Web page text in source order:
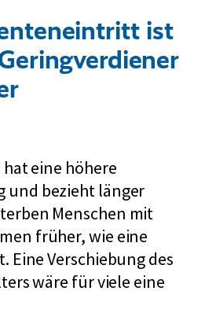
ist
eine höhere
und bezieht länger
Menschen mit
früher, wie eine
Eine Verschiebung des
wäre für viele eine